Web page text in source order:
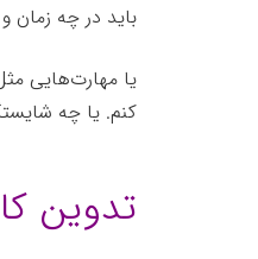
باید در چه زمان
یا مهارت‌هایی
کنم. یا چه
تدوین